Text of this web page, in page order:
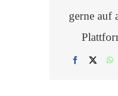
gerne auf
Facebook